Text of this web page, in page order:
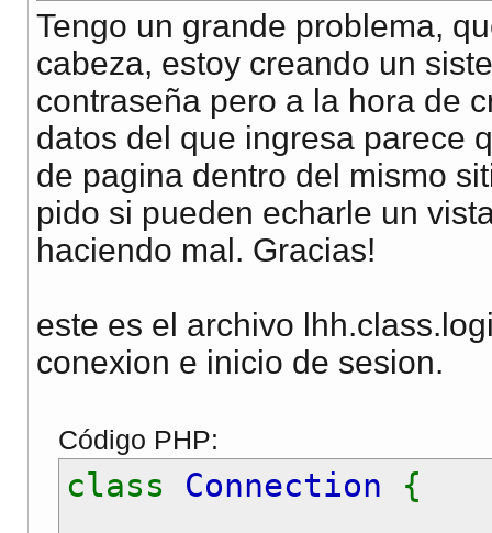
Tengo un grande problema,
cabeza, estoy creando un
contraseña pero a la hora de
datos del que ingresa parece
de pagina dentro del mismo
pido si pueden echarle un
haciendo mal. Gracias!
este es el archivo
conexion e inicio de sesion.
Código PHP:
class Connection {